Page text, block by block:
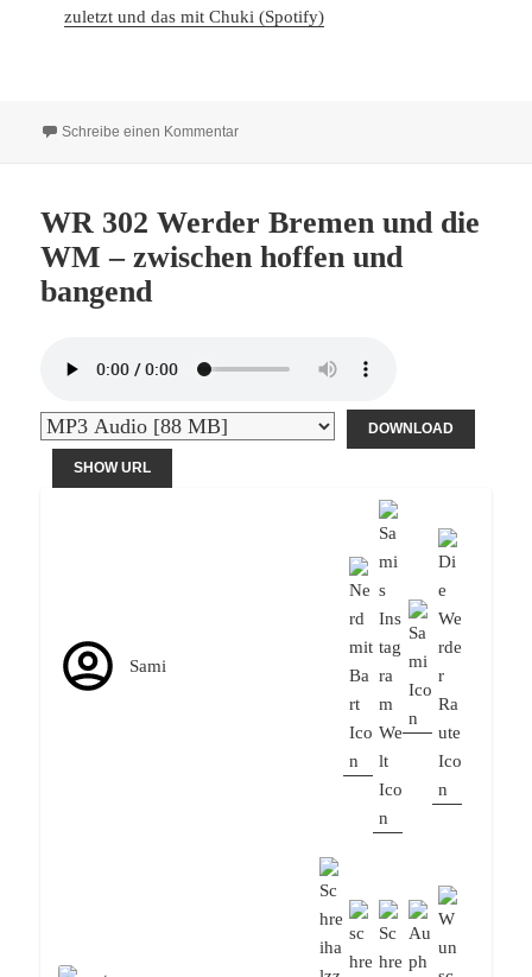
zuletzt und das mit Chuki (Spotify)
Schreibe einen Kommentarzu Ein Tresen Warm-Up mit Blick auf das
WR 302 Werder Bremen und die
WM – zwischen hoffen und
bangend
DOWNLOAD
SHOW URL
Sami